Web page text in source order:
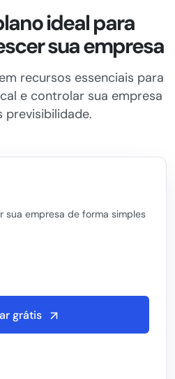
ideal para
sua empresa
recursos essenciais para
e controlar sua empresa
previsibilidade.
sua empresa de forma simples
grátis